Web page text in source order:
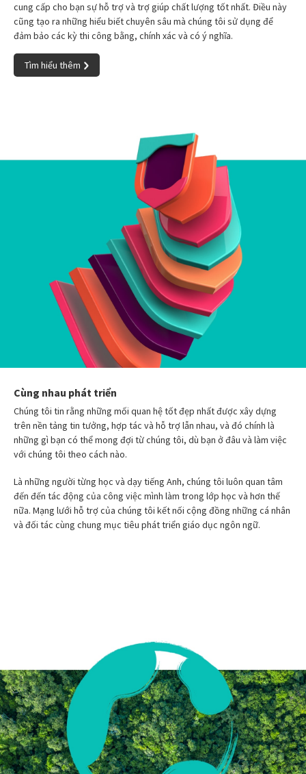
cung cấp cho bạn sự hỗ trợ và trợ giúp chất lượng tốt nhất. Điều này
cũng tạo ra những hiểu biết chuyên sâu mà chúng tôi sử dụng để
đảm bảo các kỳ thi công bằng, chính xác và có ý nghĩa.
Tìm hiểu thêm
Cùng nhau phát triển
Chúng tôi tin rằng những mối quan hệ tốt đẹp nhất được xây dựng
trên nền tảng tin tưởng, hợp tác và hỗ trợ lẫn nhau, và đó chính là
những gì bạn có thể mong đợi từ chúng tôi, dù bạn ở đâu và làm việc
với chúng tôi theo cách nào.
Là những người từng học và dạy tiếng Anh, chúng tôi luôn quan tâm
đến đến tác động của công việc mình làm trong lớp học và hơn thế
nữa. Mạng lưới hỗ trợ của chúng tôi kết nối cộng đồng những cá nhân
và đối tác cùng chung mục tiêu phát triển giáo dục ngôn ngữ.